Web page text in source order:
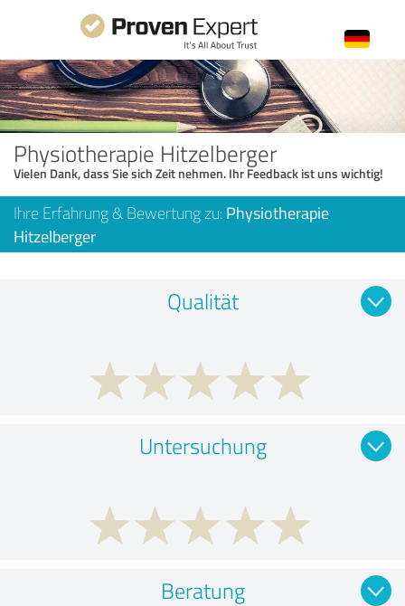
Physiotherapie Hitzelberger
Vielen Dank, dass Sie sich Zeit nehmen. Ihr Feedback ist uns wichtig!
Ihre Erfahrung & Bewertung zu: Physiotherapie
Hitzelberger
Qualität
Untersuchung
Beratung